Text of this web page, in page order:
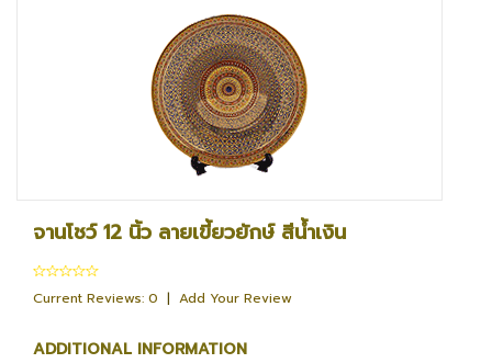
จานโชว์ 12 นิ้ว ลายเขี้ยวยักษ์ สีน้ำเงิน
Current Reviews: 0 | Add Your Review
ADDITIONAL INFORMATION